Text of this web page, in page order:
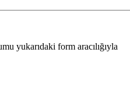
yukarıdaki form aracılığıyla